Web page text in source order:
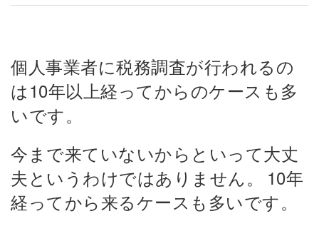
個人事業者に税務調査が行われるの
は10年以上経ってからのケースも多
いです。
今まで来ていないからといって大丈
夫というわけではありません。
10年
経ってから来るケースも多いです。